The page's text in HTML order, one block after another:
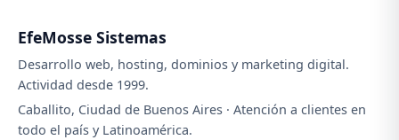
EfeMosse Sistemas
Desarrollo web, hosting, dominios y marketing digital.
Actividad desde 1999.
Caballito, Ciudad de Buenos Aires · Atención a clientes en
todo el país y Latinoamérica.